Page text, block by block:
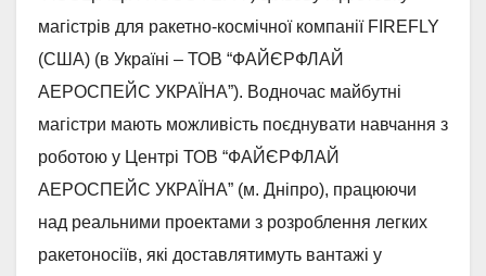
магістрів для ракетно-космічної компанії FIREFLY
(США) (в Україні – ТОВ “ФАЙЄРФЛАЙ
АЕРОСПЕЙС УКРАЇНА”). Водночас майбутні
магістри мають можливість поєднувати навчання з
роботою у Центрі ТОВ “ФАЙЄРФЛАЙ
АЕРОСПЕЙС УКРАЇНА” (м. Дніпро), працюючи
над реальними проектами з розроблення легких
ракетоносіїв, які доставлятимуть вантажі у